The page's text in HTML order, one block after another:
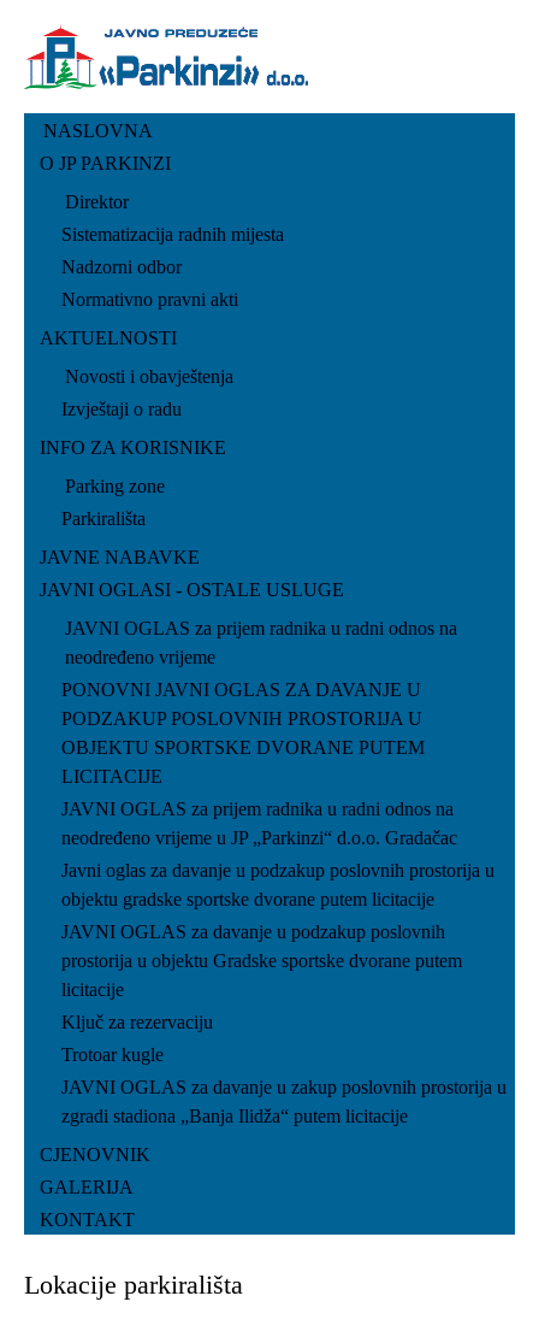
NASLOVNA
O JP PARKINZI
Direktor
Sistematizacija radnih mijesta
Nadzorni odbor
Normativno pravni akti
AKTUELNOSTI
Novosti i obavještenja
Izvještaji o radu
INFO ZA KORISNIKE
Parking zone
Parkirališta
JAVNE NABAVKE
JAVNI OGLASI - OSTALE USLUGE
JAVNI OGLAS za prijem radnika u radni odnos na
neodređeno vrijeme
PONOVNI JAVNI OGLAS ZA DAVANJE U
PODZAKUP POSLOVNIH PROSTORIJA U
OBJEKTU SPORTSKE DVORANE PUTEM
LICITACIJE
JAVNI OGLAS za prijem radnika u radni odnos na
neodređeno vrijeme u JP „Parkinzi“ d.o.o. Gradačac
Javni oglas za davanje u podzakup poslovnih prostorija u
objektu gradske sportske dvorane putem licitacije
JAVNI OGLAS za davanje u podzakup poslovnih
prostorija u objektu Gradske sportske dvorane putem
licitacije
Ključ za rezervaciju
Trotoar kugle
JAVNI OGLAS za davanje u zakup poslovnih prostorija u
zgradi stadiona „Banja Ilidža“ putem licitacije
CJENOVNIK
GALERIJA
KONTAKT
Lokacije parkirališta